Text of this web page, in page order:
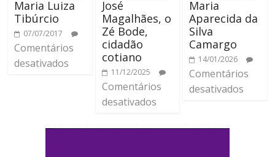
Maria Luiza
Tibúrcio
07/07/2017
Comentários
desativados
José
Magalhães, o
Zé Bode,
cidadão
cotiano
11/12/2025
Comentários
desativados
Maria
Aparecida da
Silva
Camargo
14/01/2026
Comentários
desativados